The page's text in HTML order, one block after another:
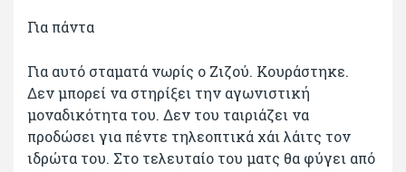
Για πάντα
Για αυτό σταματά νωρίς ο Ζιζού. Κουράστηκε.
Δεν μπορεί να στηρίξει την αγωνιστική
μοναδικότητα του. Δεν του ταιριάζει να
προδώσει για πέντε τηλεοπτικά χάι λάιτς τον
ιδρώτα του. Στο τελευταίο του ματς θα φύγει από